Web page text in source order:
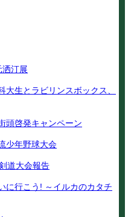
汀展
生とラビリンスボックス、
頭啓発キャンペーン
少年野球大会
道大会報告
行こう! ～イルカのカタチ